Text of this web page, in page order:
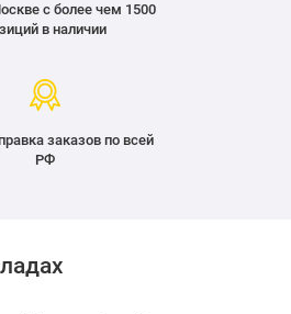
с более чем 1500
в наличии
заказов по всей
РФ